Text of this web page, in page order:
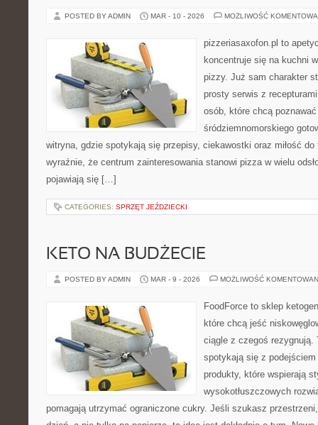
POSTED BY ADMIN MAR - 10 - 2026 MOŻLIWOŚĆ
pizzeriasaxofon.pl to
koncentruje się na kuchni
pizzy. Już sam charakter
prosty serwis z
osób, które chcą
śródziemnomorskiego
witryna, gdzie spotykają się przepisy, ciekawostki oraz miłość
wyraźnie, że centrum zainteresowania stanowi pizza w wielu
pojawiają się […]
CATEGORIES: SPRZĘT JEŹDZIECKI
KETO NA BUDŻECIE
POSTED BY ADMIN MAR - 9 - 2026 MOŻLIWOŚĆ
FoodForce to sklep
które chcą jeść
ciągle z czegoś
spotykają się z
produkty, które wspierają
wysokotłuszczowych
pomagają utrzymać ograniczone cukry. Jeśli szukasz